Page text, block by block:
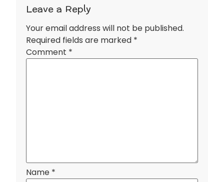
Leave a Reply
Your email address will not be published.
Required fields are marked *
Comment *
Name *